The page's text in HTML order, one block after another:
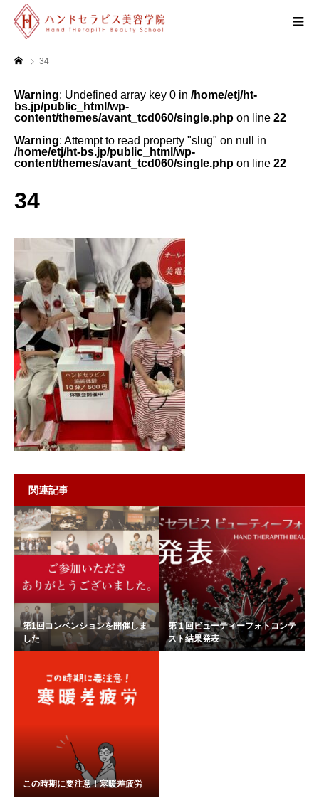
34
Warning: Undefined array key 0 in /home/etj/ht-
bs.jp/public_html/wp-
content/themes/avant_tcd060/single.php on line 22
Warning: Attempt to read property "slug" on null in
/home/etj/ht-bs.jp/public_html/wp-
content/themes/avant_tcd060/single.php on line 22
34
関連記事
第1回コンベンションを開催しま
した
第１回ビューティーフォトコンテ
スト結果発表
この時期に要注意！寒暖差疲労